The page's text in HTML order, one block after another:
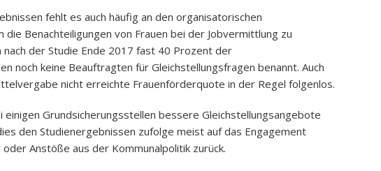
fehlt es auch häufig an den organisatorischen
die Benachteiligungen von Frauen bei der Jobvermittlung zu
nach der Studie Ende 2017 fast 40 Prozent der
noch keine Beauftragten für Gleichstellungsfragen benannt. Auch
nicht erreichte Frauenförderquote in der Regel folgenlos.
einigen Grundsicherungsstellen bessere Gleichstellungsangebote
den Studienergebnissen zufolge meist auf das Engagement
Anstöße aus der Kommunalpolitik zurück.